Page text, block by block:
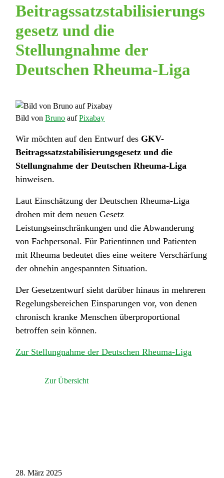
Beitragssatzstabilisierungs
gesetz und die
Stellungnahme der
Deutschen Rheuma-Liga
Bild vonBruno aufPixabay
Wir möchten auf den Entwurf des GKV-
Beitragssatzstabilisierungsgesetz und die
Stellungnahme der Deutschen Rheuma-Liga
hinweisen.
Laut Einschätzung der Deutschen Rheuma-Liga
drohen mit dem neuen Gesetz
Leistungseinschränkungen und die Abwanderung
von Fachpersonal. Für Patientinnen und Patienten
mit Rheuma bedeutet dies eine weitere Verschärfung
der ohnehin angespannten Situation.
Der Gesetzentwurf sieht darüber hinaus in mehreren
Regelungsbereichen Einsparungen vor, von denen
chronisch kranke Menschen überproportional
betroffen sein können.
Zur Stellungnahme der Deutschen Rheuma-Liga
Zur Übersicht
28. März 2025